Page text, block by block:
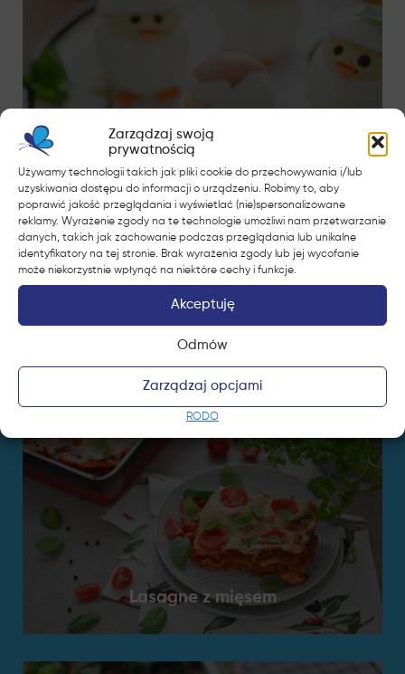
Zarządzaj swoją
prywatnością
Używamy technologii takich jak pliki cookie do przechowywania i/lub
uzyskiwania dostępu do informacji o urządzeniu. Robimy to, aby
poprawić jakość przeglądania i wyświetlać (nie)spersonalizowane
reklamy. Wyrażenie zgody na te technologie umożliwi nam przetwarzanie
danych, takich jak zachowanie podczas przeglądania lub unikalne
identyfikatory na tej stronie. Brak wyrażenia zgody lub jej wycofanie
może niekorzystnie wpłynąć na niektóre cechy i funkcje.
Akceptuję
Odmów
Zarządzaj opcjami
RODO
Jajka faszerowane serkiem
Lasagne z mięsem